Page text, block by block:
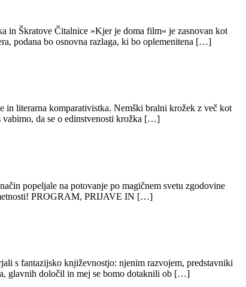
in Škratove Čitalnice »Kjer je doma film« je zasnovan kot
podana bo osnovna razlaga, ki bo oplemenitena […]
in literarna komparativistka. Nemški bralni krožek z več kot
vabimo, da se o edinstvenosti krožka […]
popeljale na potovanje po magičnem svetu zgodovine
PROGRAM, PRIJAVE IN […]
s fantazijsko književnostjo: njenim razvojem, predstavniki
glavnih določil in mej se bomo dotaknili ob […]